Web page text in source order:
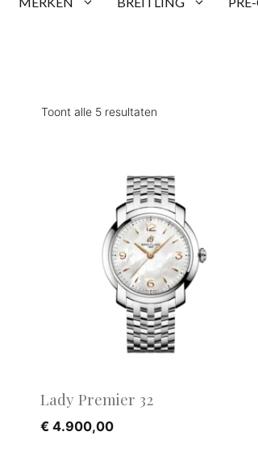
Toont alle 5 resultaten
Lady Premier 32
€ 4.900,00